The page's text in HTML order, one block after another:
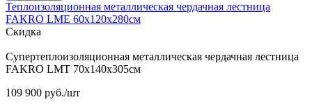
Теплоизоляционная металлическая чердачная лестница
FAKRO LME 60х120х280см
Скидка
Супертеплоизоляционная металлическая чердачная лестница
FAKRO LMT 70х140х305см
109 900 руб./шт